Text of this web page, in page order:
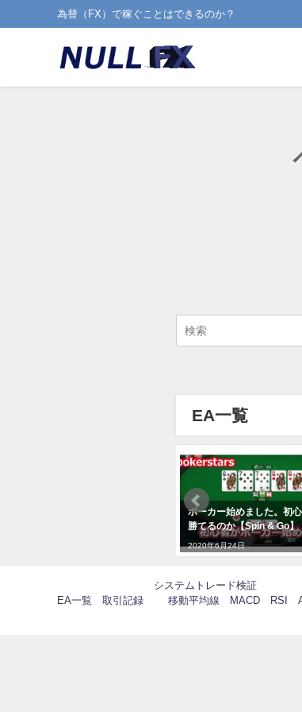
為替（FX）で稼ぐことはできるのか？
EA一覧
ポーカー始めました。初
勝てるのか【Spin & Go】
2020年6月24日
EA一覧 取引記録
システムトレード検証
移動平均線
MACD RSI